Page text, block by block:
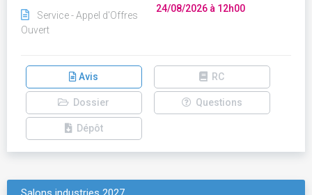
Service - Appel d'Offres
Ouvert
24/08/2026 à 12h00
Avis RC
Dossier Questions
Dépôt